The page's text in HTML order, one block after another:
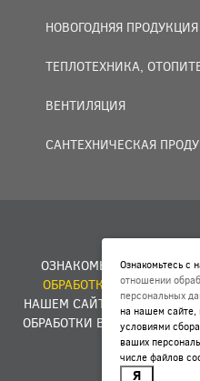
НОВОГОДНЯЯ ПРОДУКЦИЯ
ТЕПЛОТЕХНИКА,
ВЕНТИЛЯЦИЯ
САНТЕХНИЧЕСКАЯ
ОЗНАКОМЬТЕСЬ С НАШЕЙ
ОБРАБОТКИ
НАШЕМ САЙТЕ, ВЫ
ОБРАБОТКИ ВАШИХ
ФАЙЛОВ
Ознакомьтесь с
отношении
персональных
на нашем сайте,
условиями
ваших
числе файлов
Я